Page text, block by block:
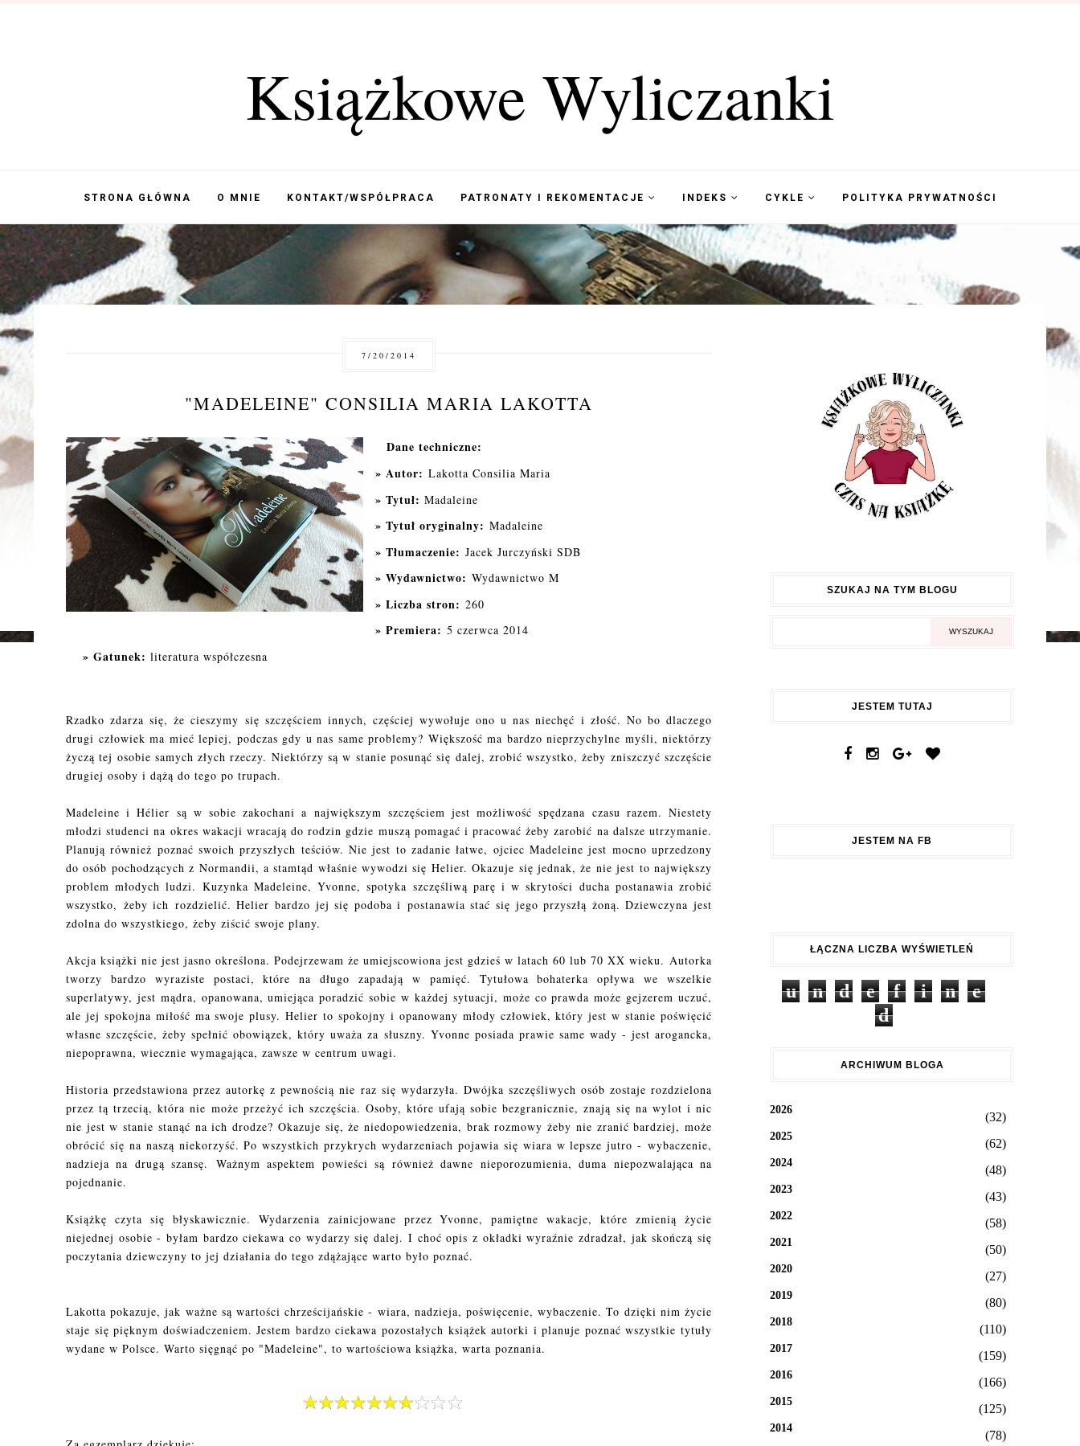
Książkowe Wyliczanki
STRONA GŁÓWNA O MNIE KONTAKT/WSPÓŁPRACA PATRONATY I REKOMENTACJE INDEKS CYKLE POLITYKA PRYWATNOŚCI
7/20/2014
"MADELEINE" CONSILIA MARIA LAKOTTA
Dane techniczne:
Autor: Lakotta Consilia Maria
Tytuł: Madaleine
Tytuł oryginalny: Madaleine
Tłumaczenie: Jacek Jurczyński SDB
Wydawnictwo: Wydawnictwo M
Liczba stron: 260
Premiera: 5 czerwca 2014
Gatunek: literatura współczesna
Rzadko zdarza się, że cieszymy się szczęściem innych, częściej wywołuje ono u nas niechęć i złość. No bo dlaczego
drugi człowiek ma mieć lepiej, podczas gdy u nas same problemy? Większość ma bardzo nieprzychylne myśli, niektórzy
życzą tej osobie samych złych rzeczy. Niektórzy są w stanie posunąć się dalej, zrobić wszystko, żeby zniszczyć szczęście
drugiej osoby i dążą do tego po trupach.
Madeleine i Hélier są w sobie zakochani a największym szczęściem jest możliwość spędzana czasu razem. Niestety
młodzi studenci na okres wakacji wracają do rodzin gdzie muszą pomagać i pracować żeby zarobić na dalsze utrzymanie.
Planują również poznać swoich przyszłych teściów. Nie jest to zadanie łatwe, ojciec Madeleine jest mocno uprzedzony
do osób pochodzących z Normandii, a stamtąd właśnie wywodzi się Helier. Okazuje się jednak, że nie jest to największy
problem młodych ludzi. Kuzynka Madeleine, Yvonne, spotyka szczęśliwą parę i w skrytości ducha postanawia zrobić
wszystko, żeby ich rozdzielić. Helier bardzo jej się podoba i postanawia stać się jego przyszłą żoną. Dziewczyna jest
zdolna do wszystkiego, żeby ziścić swoje plany.
Akcja książki nie jest jasno określona. Podejrzewam że umiejscowiona jest gdzieś w latach 60 lub 70 XX wieku. Autorka
tworzy bardzo wyraziste postaci, które na długo zapadają w pamięć. Tytułowa bohaterka opływa we wszelkie
superlatywy, jest mądra, opanowana, umiejąca poradzić sobie w każdej sytuacji, może co prawda może gejzerem uczuć,
ale jej spokojna miłość ma swoje plusy. Helier to spokojny i opanowany młody człowiek, który jest w stanie poświęcić
własne szczęście, żeby spełnić obowiązek, który uważa za słuszny. Yvonne posiada prawie same wady - jest arogancka,
niepoprawna, wiecznie wymagająca, zawsze w centrum uwagi.
Historia przedstawiona przez autorkę z pewnością nie raz się wydarzyła. Dwójka szczęśliwych osób zostaje rozdzielona
przez tą trzecią, która nie może przeżyć ich szczęścia. Osoby, które ufają sobie bezgranicznie, znają się na wylot i nic
nie jest w stanie stanąć na ich drodze? Okazuje się, że niedopowiedzenia, brak rozmowy żeby nie zranić bardziej, może
obrócić się na naszą niekorzyść. Po wszystkich przykrych wydarzeniach pojawia się wiara w lepsze jutro - wybaczenie,
nadzieja na drugą szansę. Ważnym aspektem powieści są również dawne nieporozumienia, duma niepozwalająca na
pojednanie.
Książkę czyta się błyskawicznie. Wydarzenia zainicjowane przez Yvonne, pamiętne wakacje, które zmienią życie
niejednej osobie - byłam bardzo ciekawa co wydarzy się dalej. I choć opis z okładki wyraźnie zdradzał, jak skończą się
poczytania dziewczyny to jej działania do tego zdążające warto było poznać.
Lakotta pokazuje, jak ważne są wartości chrześcijańskie - wiara, nadzieja, poświęcenie, wybaczenie. To dzięki nim życie
staje się pięknym doświadczeniem. Jestem bardzo ciekawa pozostałych książek autorki i planuje poznać wszystkie tytuły
wydane w Polsce. Warto sięgnąć po "Madeleine", to wartościowa książka, warta poznania.
SZUKAJ NA TYM BLOGU
JESTEM TUTAJ
JESTEM NA FB
ŁĄCZNA LICZBA WYŚWIETLEŃ
u n d e f i n
e
d
ARCHIWUM BLOGA
2026
(32)
2025
(62)
2024
(48)
2023
(43)
2022
(58)
2021
(50)
2020
(27)
2019
(80)
2018
(110)
2017
(159)
2016
(166)
2015
(125)
2014
(78)